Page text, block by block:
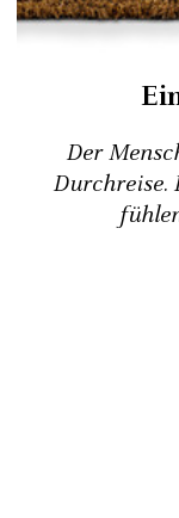
Der
Durchreise.